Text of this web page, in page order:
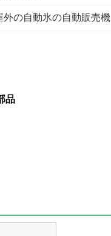
外の自動氷の自動販売機
品